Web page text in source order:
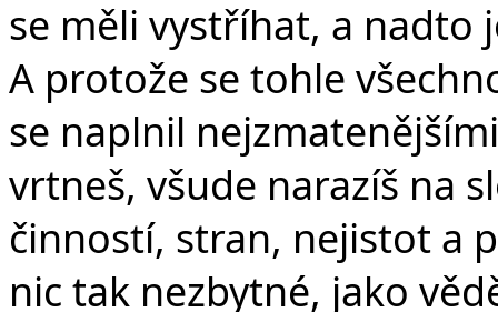
se měli vystříhat, a nadto
A protože se tohle
se naplnil
vrtneš, všude narazíš na
činností, stran, nejistot a
nic tak nezbytné, jako